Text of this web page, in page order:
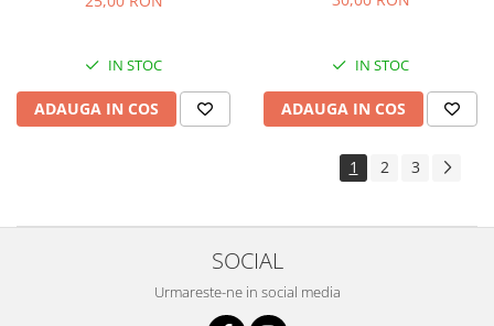
IN STOC
ADAUGA IN COS
IN STOC
ADAUGA IN COS
1 2 3
SOCIAL
Urmareste-ne in social media